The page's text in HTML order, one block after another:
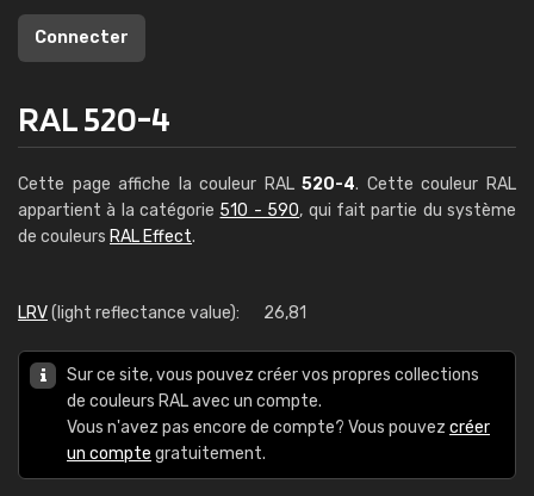
Connecter
RAL 520-4
Cette page affiche la couleur RAL520-4. Cette couleur RAL
appartient à la catégorie 510 - 590, qui fait partie du système
de couleurs RAL Effect.
LRV(light reflectance value): 26,81
Sur ce site, vous pouvez créer vos propres collections
de couleurs RAL avec un compte.
Vous n'avez pas encore de compte? Vous pouvez créer
un compte gratuitement.